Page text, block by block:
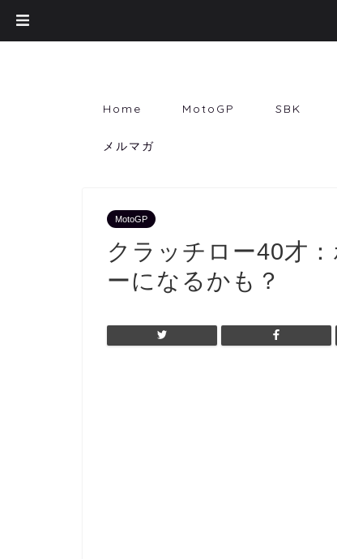
Home MotoGP SBK
メルマガ
MotoGP
クラッチロー40才
ーになるかも？